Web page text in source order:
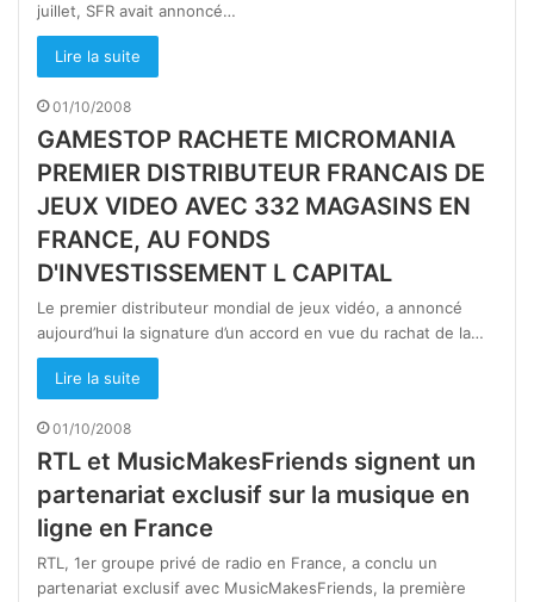
juillet, SFR avait annoncé…
Lire la suite
01/10/2008
GAMESTOP RACHETE MICROMANIA
PREMIER DISTRIBUTEUR FRANCAIS DE
JEUX VIDEO AVEC 332 MAGASINS EN
FRANCE, AU FONDS
D'INVESTISSEMENT L CAPITAL
Le premier distributeur mondial de jeux vidéo, a annoncé
aujourd’hui la signature d’un accord en vue du rachat de la…
Lire la suite
01/10/2008
RTL et MusicMakesFriends signent un
partenariat exclusif sur la musique en
ligne en France
RTL, 1er groupe privé de radio en France, a conclu un
partenariat exclusif avec MusicMakesFriends, la première